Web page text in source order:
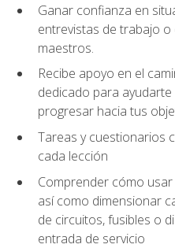
Ganar confianza en
entrevistas de trabajo
maestros.
Recibe apoyo en el
dedicado para
progresar hacia tus
Tareas y cuestionarios
cada lección
Comprender cómo
así como dimensionar
de circuitos, fusibles o
entrada de servicio